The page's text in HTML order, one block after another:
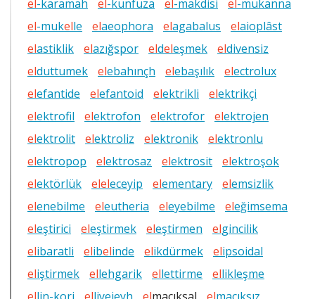
el-karamah el-kunfuza el-makdisi el-mukanna
el-mukelle elaeophora elagabalus elaioplâst
elastiklik elazığspor eldeleşmek eldivensiz
elduttumek elebahınçh elebaşılık electrolux
elefantide elefantoid elektrikli elektrikçi
elektrofil elektrofon elektrofor elektrojen
elektrolit elektroliz elektronik elektronlu
elektropop elektrosaz elektrosit elektroşok
elektörlük eleleceyip elementary elemsizlik
elenebilme eleutheria eleyebilme eleğimsema
eleştirici eleştirmek eleştirmen elgincilik
elibaratli elibelinde elikdürmek elipsoidal
eliştirmek ellehgarik ellettirme ellikleşme